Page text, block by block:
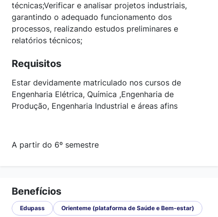
técnicas;Verificar e analisar projetos industriais,
garantindo o adequado funcionamento dos
processos, realizando estudos preliminares e
relatórios técnicos;
Requisitos
Estar devidamente matriculado nos cursos de
Engenharia Elétrica, Química ,Engenharia de
Produção, Engenharia Industrial e áreas afins
A partir do 6º semestre
Benefícios
Edupass Orienteme (plataforma de Saúde e Bem-estar)